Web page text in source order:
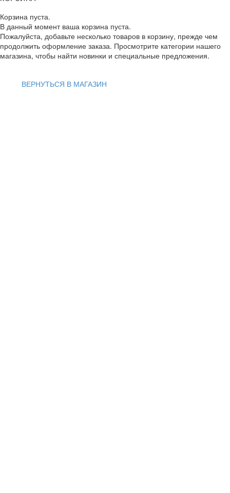
Корзина пуста.
В данный момент ваша корзина пуста.
Пожалуйста, добавьте несколько товаров в корзину, прежде чем
продолжить оформление заказа. Просмотрите категории нашего
магазина, чтобы найти новинки и специальные предложения.
ВЕРНУТЬСЯ В МАГАЗИН